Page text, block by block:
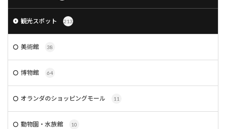
観光スポット 213
美術館 38
博物館 64
オランダのショッピングモール 11
動物園・水族館 10